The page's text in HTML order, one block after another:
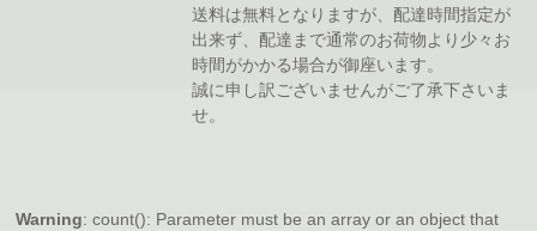
送料は無料となりますが、配達時間指定が
出来ず、配達まで通常のお荷物より少々お
時間がかかる場合が御座います。
誠に申し訳ございませんがご了承下さいま
せ。
Warning: count(): Parameter must be an array or an object that